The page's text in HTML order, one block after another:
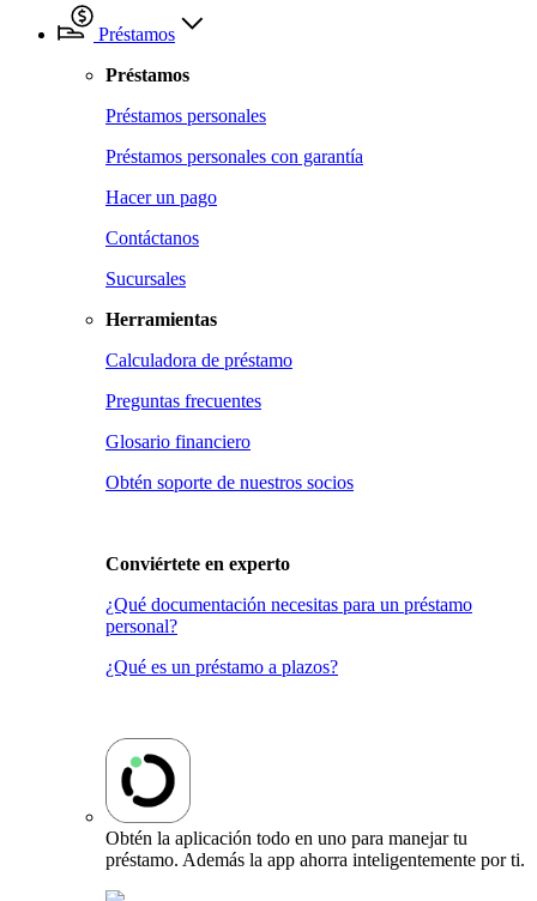
Préstamos
Préstamos
Préstamos personales
Préstamos personales con garantía
Hacer un pago
Contáctanos
Sucursales
Herramientas
Calculadora de préstamo
Preguntas frecuentes
Glosario financiero
Obtén soporte de nuestros socios
Conviértete en experto
¿Qué documentación necesitas para un préstamo
personal?
¿Qué es un préstamo a plazos?
Obtén la aplicación todo en uno para manejar tu
préstamo. Además la app ahorra inteligentemente por ti.